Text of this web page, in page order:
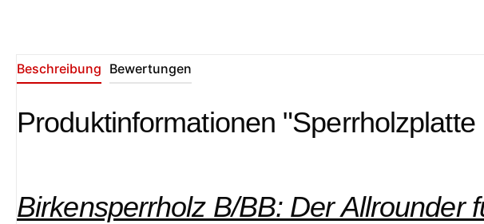
Beschreibung Bewertungen
Produktinformationen
Birkensperrholz B/BB: Der Allrounder